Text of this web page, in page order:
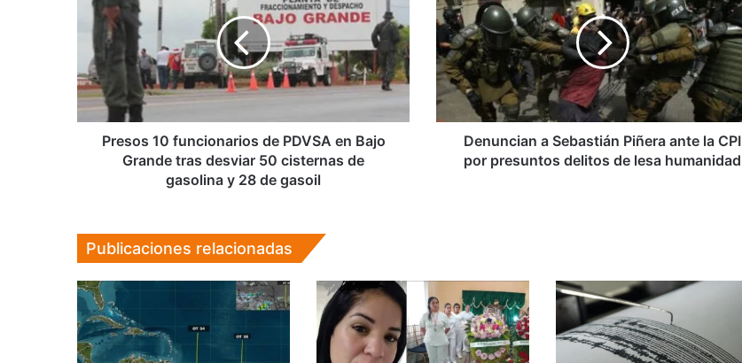
funcionarios
PDVSA
en
Bajo
Grande
tras
desviar
y
28
gasoil
Presos 10 funcionarios de PDVSA en Bajo
Grande tras desviar 50 cisternas de
gasolina y 28 de gasoil
Sebastián
Piñera
ante
la
CPI
por
presuntos
delitosDenuncian a Sebastián Piñera ante la CPI
por presuntos delitos de lesa humanidad
Publicaciones relacionadas